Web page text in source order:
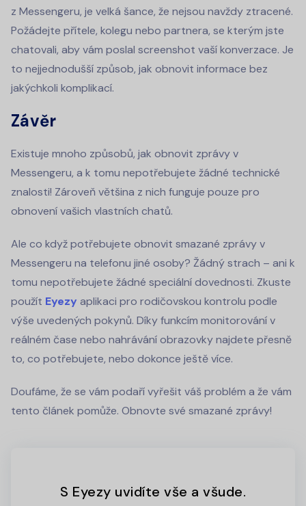
z Messengeru, je velká šance, že nejsou navždy ztracené.
Požádejte přítele, kolegu nebo partnera, se kterým jste
chatovali, aby vám poslal screenshot vaší konverzace. Je
to nejjednodušší způsob, jak obnovit informace bez
jakýchkoli komplikací.
Závěr
Existuje mnoho způsobů, jak obnovit zprávy v
Messengeru, a k tomu nepotřebujete žádné technické
znalosti! Zároveň většina z nich funguje pouze pro
obnovení vašich vlastních chatů.
Ale co když potřebujete obnovit smazané zprávy v
Messengeru na telefonu jiné osoby? Žádný strach – ani k
tomu nepotřebujete žádné speciální dovednosti. Zkuste
použít Eyezy aplikaci pro rodičovskou kontrolu podle
výše uvedených pokynů. Díky funkcím monitorování v
reálném čase nebo nahrávání obrazovky najdete přesně
to, co potřebujete, nebo dokonce ještě více.
Doufáme, že se vám podaří vyřešit váš problém a že vám
tento článek pomůže. Obnovte své smazané zprávy!
S Eyezy uvidíte vše a všude.